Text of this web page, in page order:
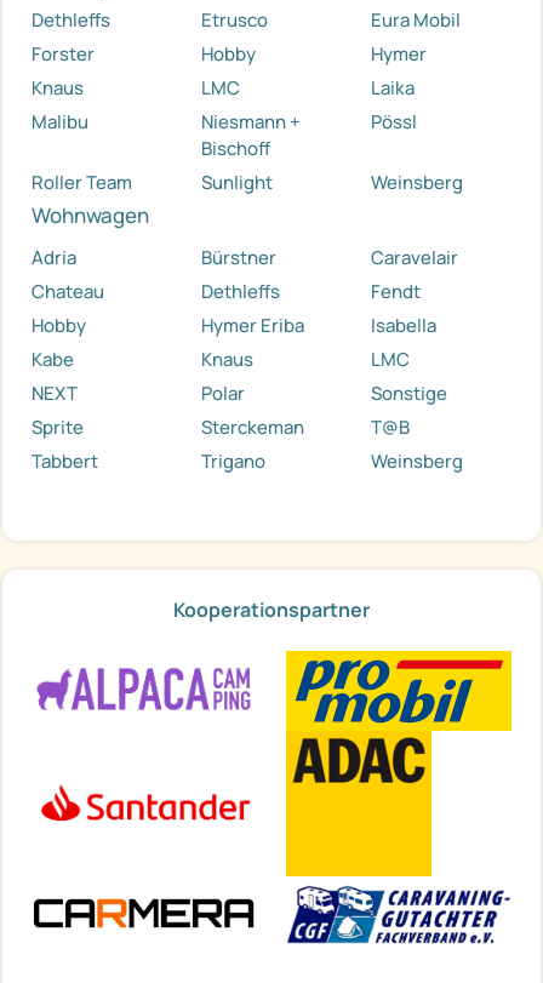
Dethleffs
Etrusco
Eura Mobil
Forster
Hobby
Hymer
Knaus
LMC
Laika
Malibu
Niesmann +
Bischoff
Pössl
Roller Team Sunlight Weinsberg
Wohnwagen
Adria Bürstner
Caravelair
Chateau
Dethleffs
Fendt
Hobby
Hymer Eriba
Isabella
Kabe
Knaus
LMC
NEXT
Polar
Sonstige
Sprite
Sterckeman
T@B
Tabbert
Trigano Weinsberg
Kooperationspartner